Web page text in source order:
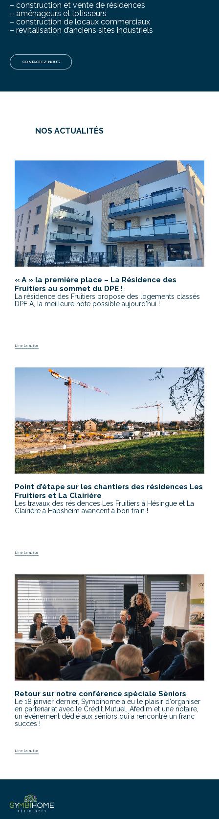
– construction et vente de résidences
– aménageurs et lotisseurs
– construction de locaux commerciaux
– revitalisation d’anciens sites industriels
CONTACTEZ-NOUS
NOS ACTUALITÉS
« A » la première place – La Résidence des
Fruitiers au sommet du DPE !
La résidence des Fruitiers propose des logements classés
DPE A, la meilleure note possible aujourd’hui !
Lire la suite
Point d’étape sur les chantiers des résidences Les
Fruitiers et La Clairière
Les travaux des résidences Les Fruitiers à Hésingue et La
Clairière à Habsheim avancent à bon train !
Lire la suite
Retour sur notre conférence spéciale Séniors
Le 18 janvier dernier, Symbihome a eu le plaisir d’organiser
en partenariat avec le Crédit Mutuel, Afedim et une notaire,
un événement dédié aux séniors qui a rencontré un franc
succès !
Lire la suite